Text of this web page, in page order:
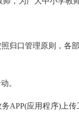
口管理原则，各
。
应用程序)上传